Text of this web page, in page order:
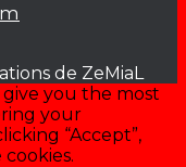
de ZeMiaL
you the most
your
“Accept”,